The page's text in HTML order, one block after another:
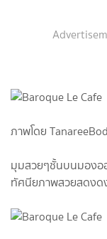
ภาพโดย TanareeBod
มุมสวยๆชั้นบนมองออ
ทัศนียภาพสวยสดงด